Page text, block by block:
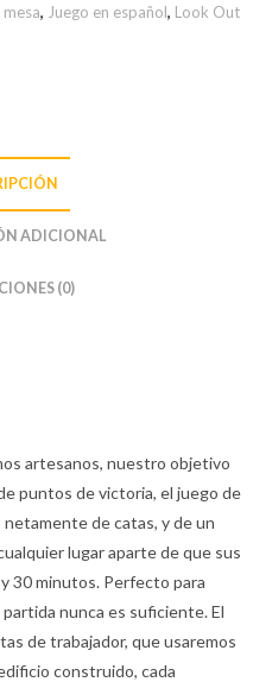
mesa, Juego en español, Look Out
ADICIONAL
(0)
artesanos, nuestro objetivo
puntos de victoria, el juego de
de catas, y de un
lugar aparte de que sus
30 minutos. Perfecto para
nunca es suficiente. El
de trabajador, que usaremos
construido, cada